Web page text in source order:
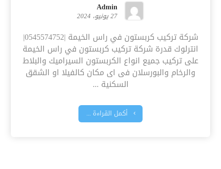
Admin
27 يونيو، 2024
شركة تركيب كربستون في راس الخيمة |0545574752|
انترلوك قدرة شركة تركيب كربستون في راس الخيمة
على تركيب جميع انواع الكربستون السيراميك والبلاط
والرخام والبورسلان فى اى مكان كالفيلا او الشقق
السكنية ...
أكمل القراءة ...